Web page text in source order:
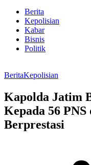
Berita
Kepolisian
Kabar
Bisnis
Politik
BeritaKepolisian
Kapolda Jatim
Kepada 56
Berprestasi